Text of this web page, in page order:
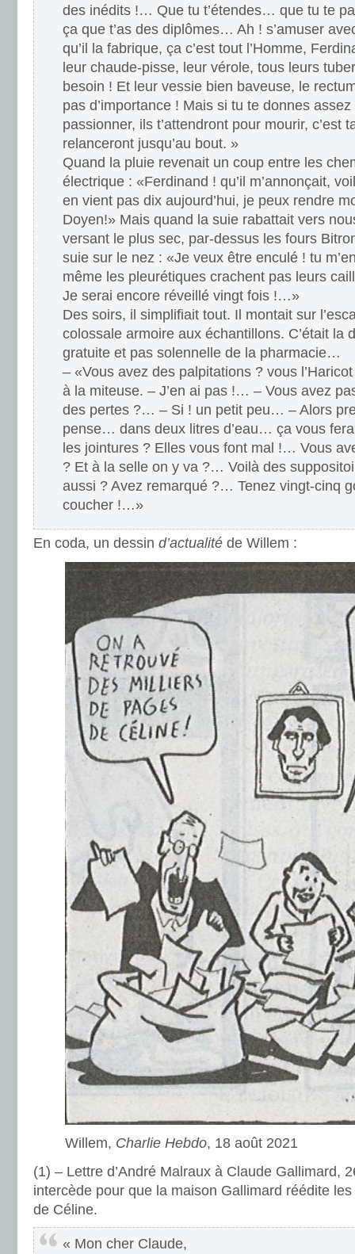
des inédits !… Que tu t’étendes… que tu te
ça que t’as des diplômes… Ah ! s’amuser
qu’il la fabrique, ça c’est tout l’Homme,
leur chaude-pisse, leur vérole, tous leurs
besoin ! Et leur vessie bien baveuse, le
pas d’importance ! Mais si tu te donnes
passionner, ils t’attendront pour mourir, c’est
relanceront jusqu’au bout. »
Quand la pluie revenait un coup entre les
électrique : «Ferdinand ! qu’il m’annonçait,
en vient pas dix aujourd’hui, je peux rendre
Doyen!» Mais quand la suie rabattait vers
versant le plus sec, par-dessus les fours
suie sur le nez : «Je veux être enculé ! tu
même les pleurétiques crachent pas leurs
Je serai encore réveillé vingt fois !…»
Des soirs, il simplifiait tout. Il montait sur
colossale armoire aux échantillons. C’était la
gratuite et pas solennelle de la pharmacie…
– «Vous avez des palpitations ? vous
à la miteuse. – J’en ai pas !… – Vous avez
des pertes ?… – Si ! un petit peu… – Alors
pense… dans deux litres d’eau… ça vous
les jointures ? Elles vous font mal !… Vous
? Et à la selle on y va ?… Voilà des
aussi ? Avez remarqué ?… Tenez vingt-cinq
coucher !…»
En coda, un dessin d’actualité de Willem :
Willem, Charlie Hebdo, 18 août 2021
(1) – Lettre d’André Malraux à Claude Gallimard,
intercède pour que la maison Gallimard réédite
de Céline.
« Mon cher Claude,